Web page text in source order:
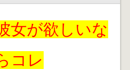
女が欲しいな
コレ